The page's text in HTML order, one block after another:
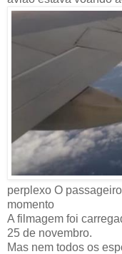
perplexo O
momento
A filmagem foi
25 de novembro.
Mas nem todos os